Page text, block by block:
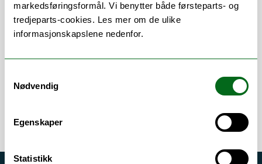
markedsføringsformål. Vi benytter både førsteparts- og
tredjeparts-cookies. Les mer om de ulike
informasjonskapslene nedenfor.
Nødvendig
Egenskaper
Statistikk
CV